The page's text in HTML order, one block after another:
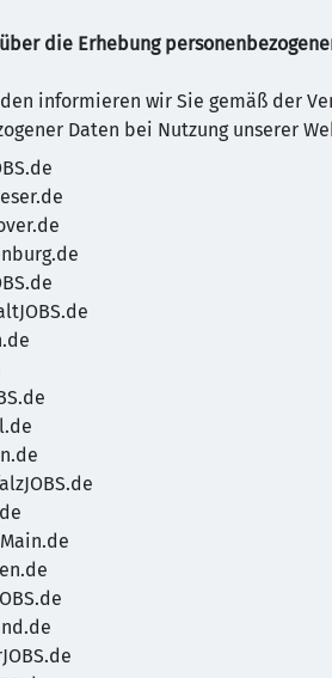
die Erhebung
informieren wir Sie gemäß der
Daten bei Nutzung unserer